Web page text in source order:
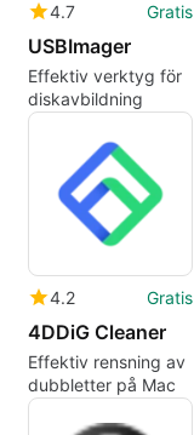
4.7 Gratis
USBImager
Effektiv verktyg för
diskavbildning
4.2 Gratis
4DDiG Cleaner
Effektiv rensning av
dubbletter på Mac